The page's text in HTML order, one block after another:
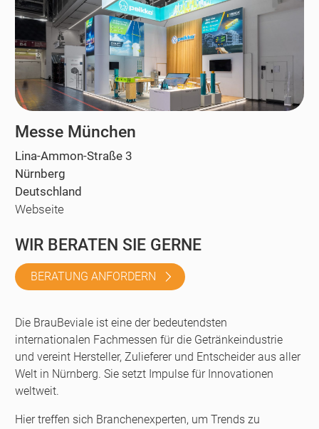
Messe München
Lina-Ammon-Straße 3
Nürnberg
Deutschland
Webseite
WIR BERATEN SIE GERNE
BERATUNG ANFORDERN
Die BrauBeviale ist eine der bedeutendsten
internationalen Fachmessen für die Getränkeindustrie
und vereint Hersteller, Zulieferer und Entscheider aus aller
Welt in Nürnberg. Sie setzt Impulse für Innovationen
weltweit.
Hier treffen sich Branchenexperten, um Trends zu